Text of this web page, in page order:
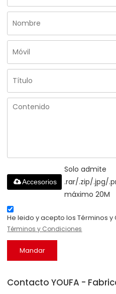
Solo admite
.rar/.zip/.jpg/
máximo 20M
Accesorios
He leido y acepto los Términos
Términos y Condiciones
Mandar
Contacto YOUFA -